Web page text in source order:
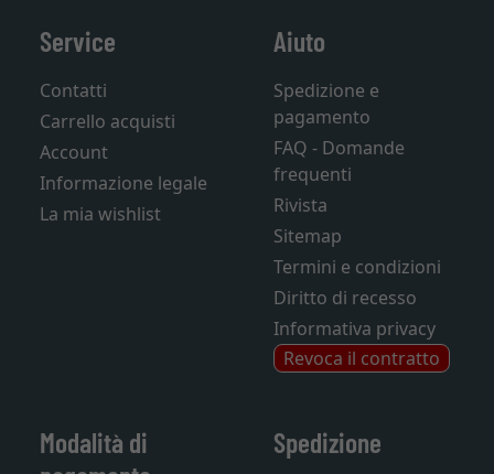
Service
Contatti
Carrello acquisti
Account
Informazione legale
La mia wishlist
Aiuto
Spedizione e
pagamento
FAQ - Domande
frequenti
Rivista
Sitemap
Termini e condizioni
Diritto di recesso
Informativa privacy
Revoca il contratto
Modalità di
Spedizione